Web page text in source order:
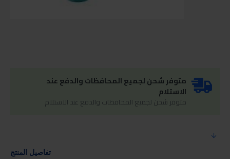
متوفر شحن لجميع المحافظات والدفع عند
الاستلام
متوفر شحن لجميع المحافظات والدفع عند الاستلام
تفاصيل المنتج